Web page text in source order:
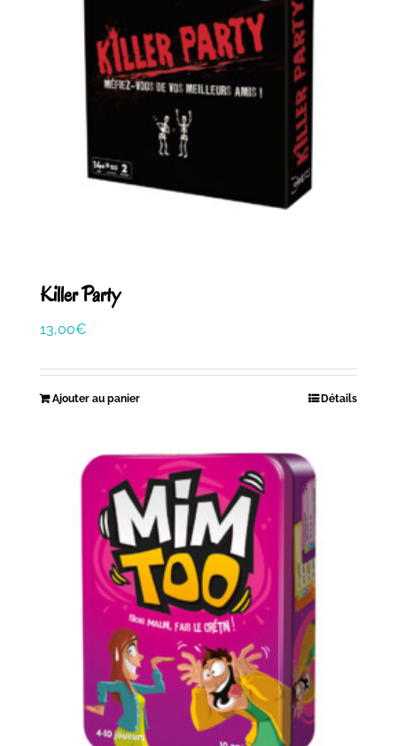
Killer Party
13,00€
Ajouter au panier Détails